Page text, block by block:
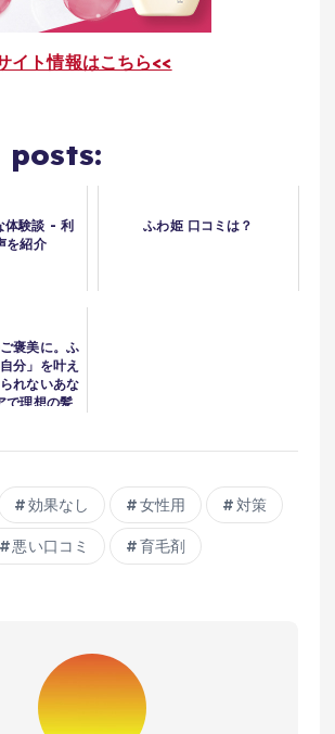
イト情報はこちら<<
posts:
体験談 - 利
を紹介
ふわ姫 口コミは？
褒美に。ふ
分」を叶え
れないあな
で理想の髪
効果なし 女性用 対策
悪い口コミ 育毛剤